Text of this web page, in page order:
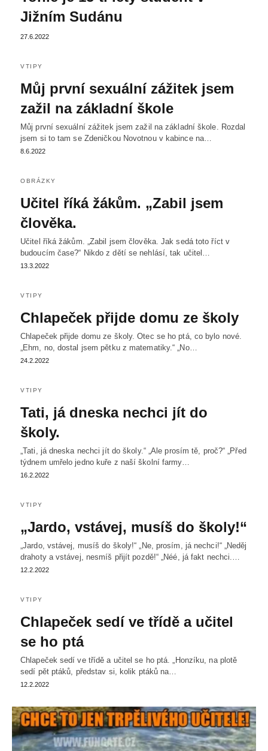
Jižním Sudánu
27.6.2022
VTIPY
Můj první sexuální zážitek jsem
zažil na základní škole
Můj první sexuální zážitek jsem zažil na základní škole. Rozdal
jsem si to tam se Zdeničkou Novotnou v kabince na…
8.6.2022
OBRÁZKY
Učitel říká žákům. „Zabil jsem
člověka.
Učitel říká žákům. „Zabil jsem člověka. Jak sedá toto říct v
budoucím čase?“ Nikdo z dětí se nehlásí, tak učitel…
13.3.2022
VTIPY
Chlapeček přijde domu ze školy
Chlapeček přijde domu ze školy. Otec se ho ptá, co bylo nové.
„Ehm, no, dostal jsem pětku z matematiky.“ „No…
24.2.2022
VTIPY
Tati, já dneska nechci jít do
školy.
„Tati, já dneska nechci jít do školy.“ „Ale prosím tě, proč?“ „Před
týdnem umřelo jedno kuře z naší školní farmy…
16.2.2022
VTIPY
„Jardo, vstávej, musíš do školy!“
„Jardo, vstávej, musíš do školy!“ „Ne, prosím, já nechci!“ „Neděj
drahoty a vstávej, nesmíš přijít pozdě!“ „Néé, já fakt nechci.…
12.2.2022
VTIPY
Chlapeček sedí ve třídě a učitel
se ho ptá
Chlapeček sedí ve třídě a učitel se ho ptá. „Honzíku, na plotě
sedí pět ptáků, představ si, kolik ptáků na…
12.2.2022